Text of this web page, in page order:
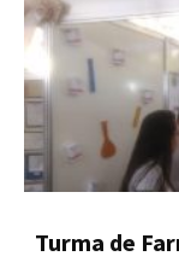
Turma de